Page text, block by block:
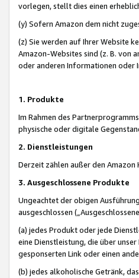
vorlegen, stellt dies einen
(y) Sofern Amazon dem nicht
(z) Sie werden auf Ihrer Website
Amazon-Websites sind (z. B. von
oder anderen Informationen oder
1. Produkte
Im Rahmen des
physische oder digitale
2. Dienstleistungen
Derzeit zählen außer den
3. Ausgeschlossene Produkte
Ungeachtet der obigen
ausgeschlossen
(a) jedes Produkt oder jede
eine Dienstleistung, die über
gesponserten Link oder einen
(b) jedes alkoholische Getränk,